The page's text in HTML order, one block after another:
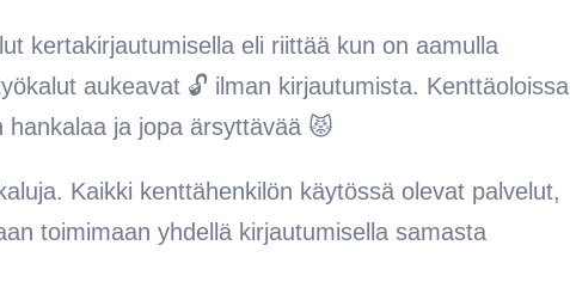
kertakirjautumisella eli riittää kun on aamulla
aukeavat 🔓 ilman kirjautumista. Kenttäoloissa
hankalaa ja jopa ärsyttävää 😾
Kaikki kenttähenkilön käytössä olevat palvelut,
toimimaan yhdellä kirjautumisella samasta